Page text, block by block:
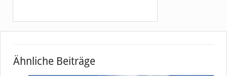
Ähnliche Beiträge